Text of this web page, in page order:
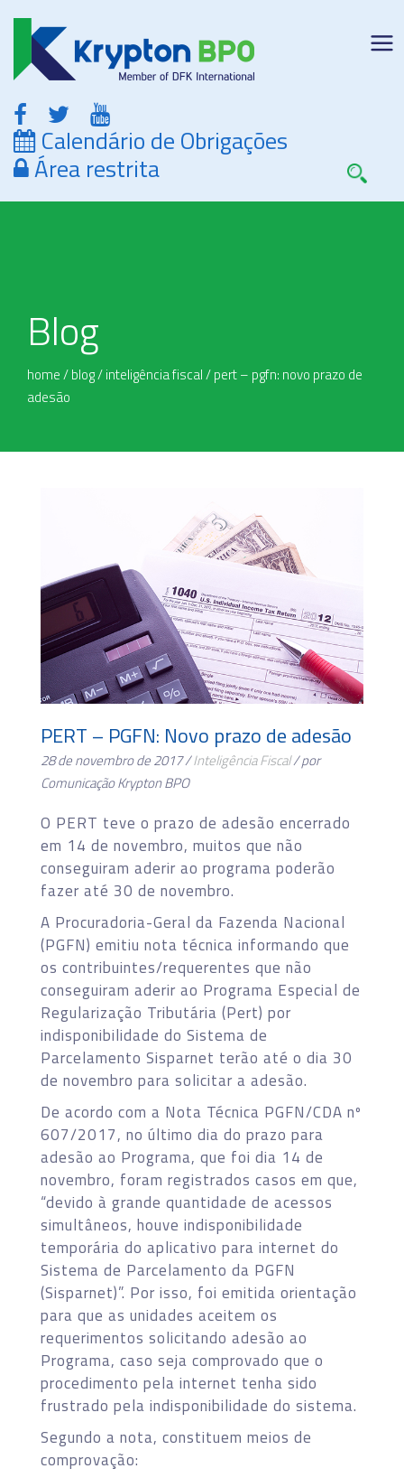
Calendário de Obrigações
Área restrita
Blog
home/blog/inteligência fiscal/pert – pgfn: novo prazo de
adesão
PERT – PGFN: Novo prazo de adesão
28 de novembro de 2017 /Inteligência Fiscal/ por
Comunicação Krypton BPO
O PERT teve o prazo de adesão encerrado
em 14 de novembro, muitos que não
conseguiram aderir ao programa poderão
fazer até 30 de novembro.
A Procuradoria-Geral da Fazenda Nacional
(PGFN) emitiu nota técnica informando que
os contribuintes/requerentes que não
conseguiram aderir ao Programa Especial de
Regularização Tributária (Pert) por
indisponibilidade do Sistema de
Parcelamento Sisparnet terão até o dia 30
de novembro para solicitar a adesão.
De acordo com a Nota Técnica PGFN/CDA nº
607/2017, no último dia do prazo para
adesão ao Programa, que foi dia 14 de
novembro, foram registrados casos em que,
“devido à grande quantidade de acessos
simultâneos, houve indisponibilidade
temporária do aplicativo para internet do
Sistema de Parcelamento da PGFN
(Sisparnet)”. Por isso, foi emitida orientação
para que as unidades aceitem os
requerimentos solicitando adesão ao
Programa, caso seja comprovado que o
procedimento pela internet tenha sido
frustrado pela indisponibilidade do sistema.
Segundo a nota, constituem meios de
comprovação: